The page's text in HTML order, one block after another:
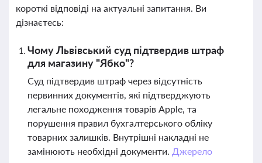
короткі відповіді на актуальні запитання. Ви
дізнаєтесь:
Чому Львівський суд підтвердив штраф
для магазину "Ябко"?
Суд підтвердив штраф через відсутність
первинних документів, які підтверджують
легальне походження товарів Apple, та
порушення правил бухгалтерського обліку
товарних залишків. Внутрішні накладні не
замінюють необхідні документи. Джерело